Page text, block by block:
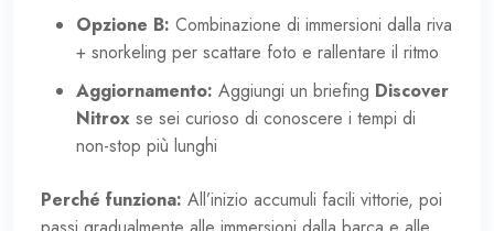
Opzione B: Combinazione di immersioni dalla riva
+ snorkeling per scattare foto e rallentare il ritmo
Aggiornamento: Aggiungi un briefing Discover
Nitrox se sei curioso di conoscere i tempi di
non-stop più lunghi
Perché funziona: All’inizio accumuli facili vittorie, poi